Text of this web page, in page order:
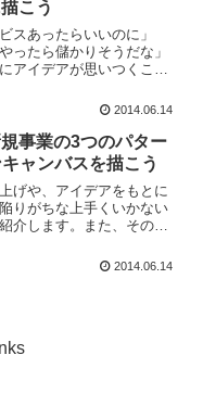
こう
スあったらいいのに」
ったら儲かりそうだな」
アイデアが思いつくこと
が取り上げられ「あのとき
うか。ア...
2014.06.14
事業の3つのパター
ャンバスを描こう
げや、アイデアをもとに
りがちな上手くいかない
介します。また、その対
介します。ぜひ参考にして
2014.06.14